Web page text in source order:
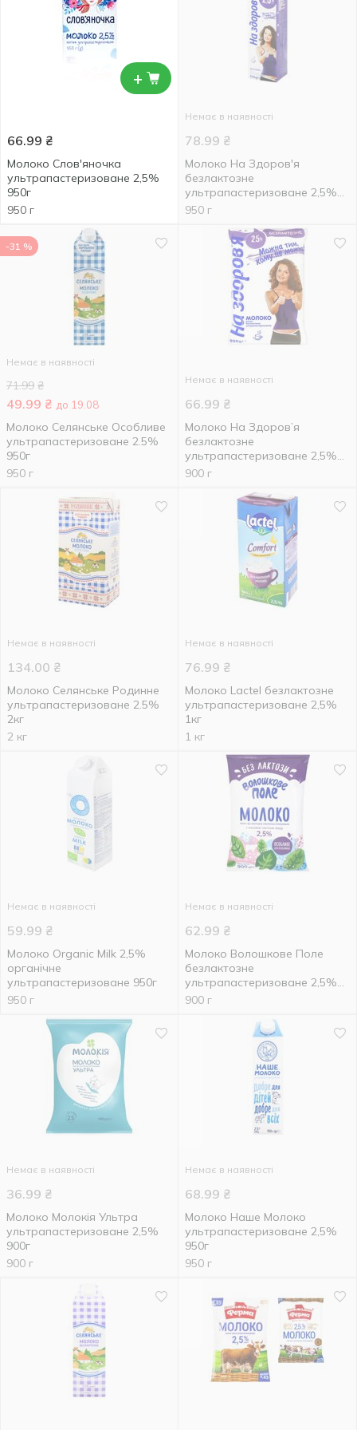
+
66.99 ₴
Молоко Слов'яночка
ультрапастеризоване 2,5%
950г
950 г
Немає в наявності
78.99 ₴
Молоко На Здоров'я
безлактозне
ультрапастеризоване 2,5%
950г
950 г
-31 %
Немає в наявності
71.99 ₴
49.99 ₴ до 19.08
Молоко Селянське Особливе
ультрапастеризоване 2.5%
950г
950 г
Немає в наявності
66.99 ₴
Молоко На Здоров’я
безлактозне
ультрапастеризоване 2,5%
900г
900 г
Немає в наявності
134.00 ₴
Молоко Селянське Родинне
ультрапастеризоване 2.5%
2кг
2 кг
Немає в наявності
76.99 ₴
Молоко Lactel безлактозне
ультрапастеризоване 2,5%
1кг
1 кг
Немає в наявності
59.99 ₴
Молоко Organic Milk 2,5%
органічне
ультрапастеризоване 950г
950 г
Немає в наявності
62.99 ₴
Молоко Волошкове Поле
безлактозне
ультрапастеризоване 2,5%
900г
900 г
Немає в наявності
36.99 ₴
Молоко Молокія Ультра
ультрапастеризоване 2,5%
900г
900 г
Немає в наявності
68.99 ₴
Молоко Наше Молоко
ультрапастеризоване 2,5%
950г
950 г